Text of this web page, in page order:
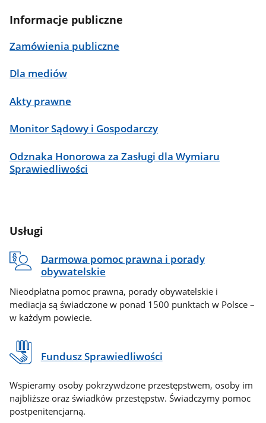
Informacje publiczne
Zamówienia publiczne
Dla mediów
Akty prawne
Monitor Sądowy i Gospodarczy
Odznaka Honorowa za Zasługi dla Wymiaru
Sprawiedliwości
Usługi
Darmowa pomoc prawna i porady
obywatelskie
Nieodpłatna pomoc prawna, porady obywatelskie i
mediacja są świadczone w ponad 1500 punktach w Polsce –
w każdym powiecie.
Fundusz Sprawiedliwości
Wspieramy osoby pokrzywdzone przestępstwem, osoby im
najbliższe oraz świadków przestępstw. Świadczymy pomoc
postpenitencjarną.